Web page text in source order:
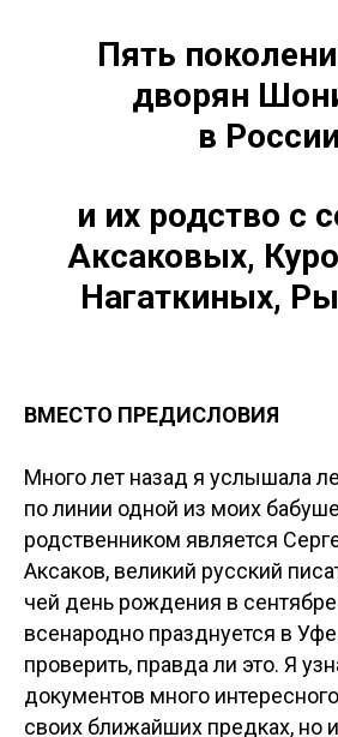
Пять
дворян
в России
и их родство с
Аксаковых,
Нагаткиных,
ВМЕСТО ПРЕДИСЛОВИЯ
Много лет назад я услышала
по линии одной из моих
родственником является
Аксаков, великий русский
чей день рождения в
всенародно празднуется в
проверить, правда ли это. Я
документов много
своих ближайших предках, но